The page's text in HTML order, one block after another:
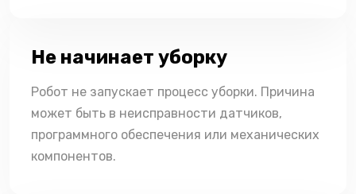
Не начинает уборку
Робот не запускает процесс уборки. Причина
может быть в неисправности датчиков,
программного обеспечения или механических
компонентов.